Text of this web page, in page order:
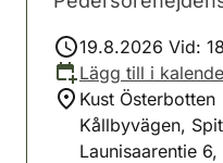
19.8.2026 Vid:
Lägg till i
Kust
Kållbyvägen,
Launisaarentie